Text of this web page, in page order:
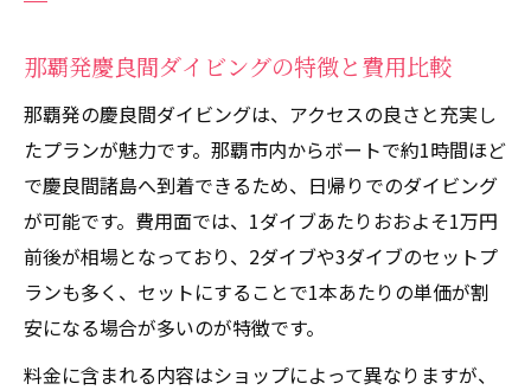
那覇発慶良間ダイビングの特徴と費用比較
那覇発の慶良間ダイビングは、アクセスの良さと充実し
たプランが魅力です。那覇市内からボートで約1時間ほど
で慶良間諸島へ到着できるため、日帰りでのダイビング
が可能です。費用面では、1ダイブあたりおおよそ1万円
前後が相場となっており、2ダイブや3ダイブのセットプ
ランも多く、セットにすることで1本あたりの単価が割
安になる場合が多いのが特徴です。
料金に含まれる内容はショップによって異なりますが、